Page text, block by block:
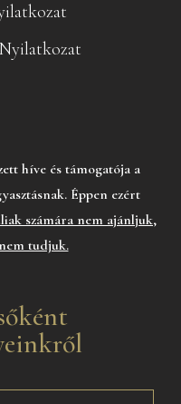
híve és támogatója a
Éppen ezért
számára nem ajánljuk,
tudjuk.